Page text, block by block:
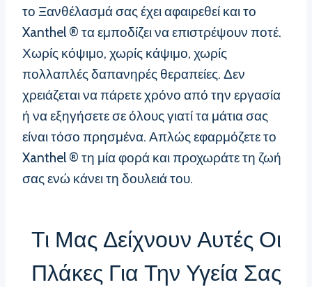
το Ξανθέλασμά σας έχει αφαιρεθεί και το
Xanthel ® τα εμποδίζει να επιστρέψουν ποτέ.
Χωρίς κόψιμο, χωρίς κάψιμο, χωρίς
πολλαπλές δαπανηρές θεραπείες. Δεν
χρειάζεται να πάρετε χρόνο από την εργασία
ή να εξηγήσετε σε όλους γιατί τα μάτια σας
είναι τόσο πρησμένα. Απλώς εφαρμόζετε το
Xanthel ® τη μία φορά και προχωράτε τη ζωή
σας ενώ κάνει τη δουλειά του.
Τι Μας Δείχνουν Αυτές Οι
Πλάκες Για Την Υγεία Σας